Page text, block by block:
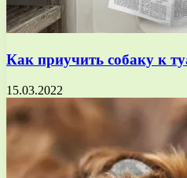
Как приучить собаку к
15.03.2022